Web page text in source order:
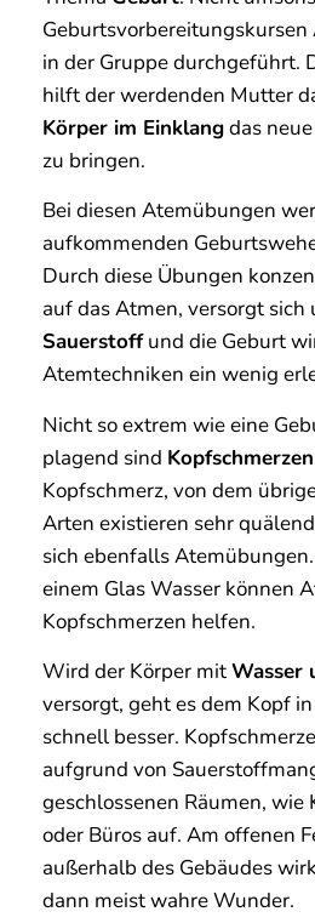
in der Gruppe durchgeführt.
hilft der werdenden Mutter
Körper im Einklangdas
zu bringen.
Bei diesen Atemübungen
aufkommenden
Durch diese Übungen
auf das Atmen, versorgt sich
Sauerstoffund die Geburt
Atemtechniken ein wenig
Nicht so extrem wie eine
plagend sind Kopfschmerzen
Kopfschmerz, von dem
Arten existieren sehr
sich ebenfalls
einem Glas Wasser können
Kopfschmerzen helfen.
Wird der Körper mitWasser
versorgt, geht es dem Kopf
schnell besser.
aufgrund von
geschlossenen Räumen, wie
oder Büros auf. Am offenen
außerhalb des Gebäudes
dann meist wahre Wunder.